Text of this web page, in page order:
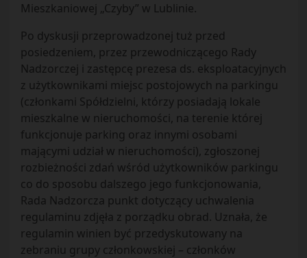
Mieszkaniowej „Czyby” w Lublinie.
Po dyskusji przeprowadzonej tuż przed
posiedzeniem, przez przewodniczącego Rady
Nadzorczej i zastępcę prezesa ds. eksploatacyjnych
z użytkownikami miejsc postojowych na parkingu
(członkami Spółdzielni, którzy posiadają lokale
mieszkalne w nieruchomości, na terenie której
funkcjonuje parking oraz innymi osobami
mającymi udział w nieruchomości), zgłoszonej
rozbieżności zdań wśród użytkowników parkingu
co do sposobu dalszego jego funkcjonowania,
Rada Nadzorcza punkt dotyczący uchwalenia
regulaminu zdjęła z porządku obrad. Uznała, że
regulamin winien być przedyskutowany na
zebraniu grupy członkowskiej – członków